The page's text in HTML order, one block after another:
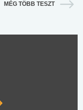
MÉG TÖBB TESZT